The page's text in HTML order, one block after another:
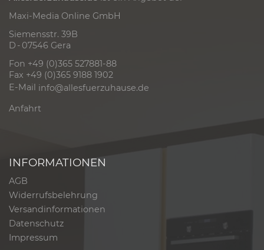
Maxi-Media Online GmbH
Siemensstr. 39B
D - 07546 Gera
Fon +49 (0)365 527881-88
Fax +49 (0)365 9188 1902
E-Mail info@allesfuerzuhause.de
Anfahrt
INFORMATIONEN
AGB
Widerrufsbelehrung
Versandinformationen
Datenschutz
Impressum